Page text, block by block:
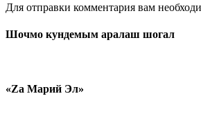
Для отправки комментария вам
Шочмо кундемым аралаш шогал
«Zа Марий Эл»